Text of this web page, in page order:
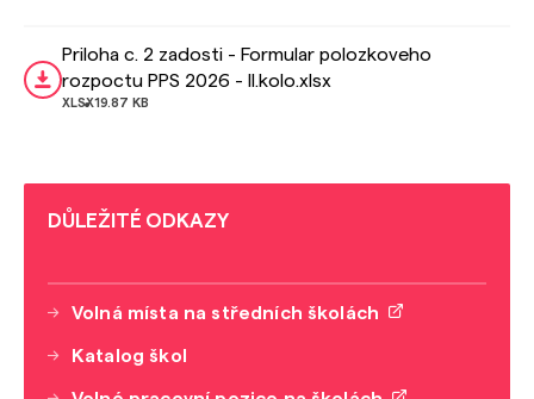
Priloha c. 2 zadosti - Formular polozkoveho
rozpoctu PPS 2026 - II.kolo.xlsx
XLSX19.87 KB
DŮLEŽITÉ ODKAZY
Volná místa na středních školách
Katalog škol